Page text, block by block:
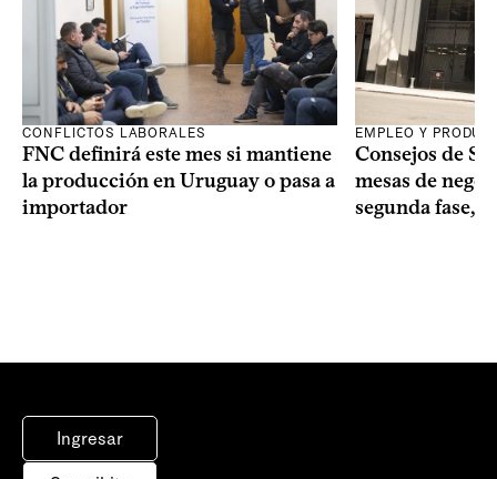
CONFLICTOS LABORALES
FNC definirá este mes si mantiene
la producción en Uruguay o pasa a
importador
EMPLEO Y
Consejos de
mesas de
segunda fase,
Ingresar